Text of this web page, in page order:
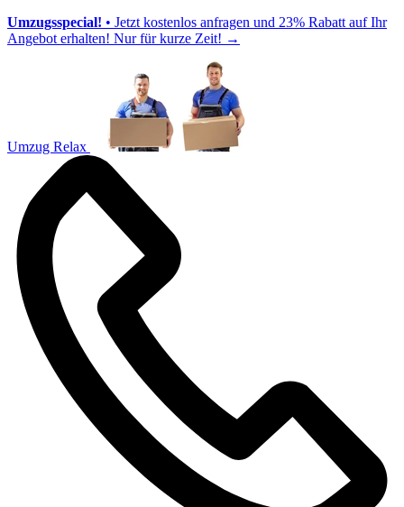
Umzugsspecial! • Jetzt kostenlos anfragen und 23% Rabatt auf Ihr
Angebot erhalten! Nur für kurze Zeit! →
Umzug Relax